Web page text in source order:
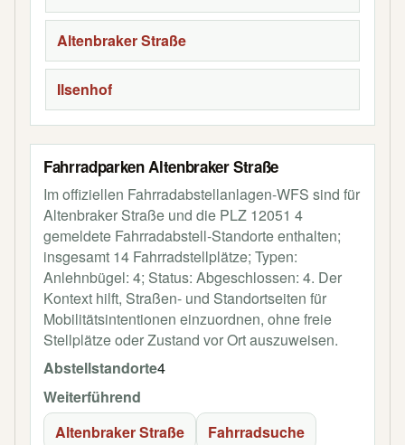
Altenbraker Straße
Ilsenhof
Fahrradparken Altenbraker Straße
Im offiziellen Fahrradabstellanlagen-WFS sind für
Altenbraker Straße und die PLZ 12051 4
gemeldete Fahrradabstell-Standorte enthalten;
insgesamt 14 Fahrradstellplätze; Typen:
Anlehnbügel: 4; Status: Abgeschlossen: 4. Der
Kontext hilft, Straßen- und Standortseiten für
Mobilitätsintentionen einzuordnen, ohne freie
Stellplätze oder Zustand vor Ort auszuweisen.
Abstellstandorte4
Weiterführend
Altenbraker Straße
Fahrradsuche